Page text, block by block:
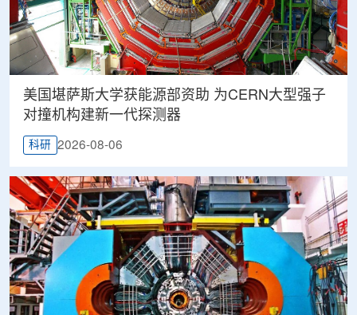
美国堪萨斯大学获能源部资助 为CERN大型强子
对撞机构建新一代探测器
科研 2026-08-06